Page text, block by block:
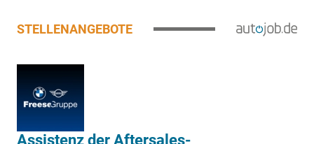
STELLENANGEBOTE
Assistenz der Aftersales-